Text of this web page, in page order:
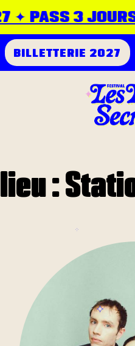
PASS 3
BILLETTERIE 2027
lieu :